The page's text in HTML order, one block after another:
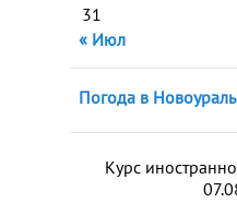
31
« Июл
Погода в
Курс